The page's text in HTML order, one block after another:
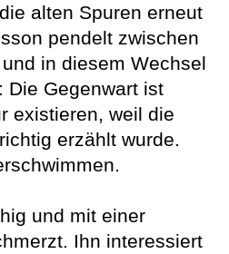
alten Spuren erneut
pendelt zwischen
in diesem Wechsel
Die Gegenwart ist
existieren, weil die
erzählt wurde.
und mit einer
Ihn interessiert